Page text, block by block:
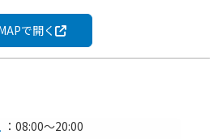
で開く
：08:00〜20:00